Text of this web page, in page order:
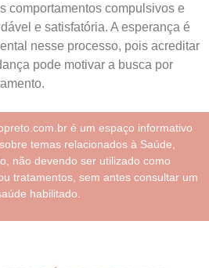
comportamentos compulsivos e
e satisfatória. A esperança é
nesse processo, pois acreditar
pode motivar a busca por
é um espaço informativo
temas relacionados à Saúde,
não devendo ser utilizado como
tratamentos, sem antes consultar um
habilitado.